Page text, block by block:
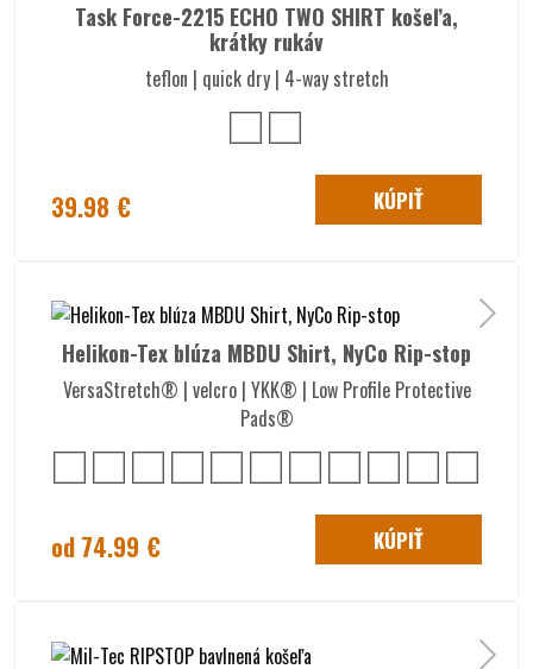
Task Force-2215 ECHO TWO SHIRT košeľa,
krátky rukáv
teflon | quick dry | 4-way stretch
39.98 € KÚPIŤ
Helikon-Tex blúza MBDU Shirt, NyCo Rip-stop
VersaStretch® | velcro | YKK® | Low Profile Protective
Pads®
od 74.99 € KÚPIŤ